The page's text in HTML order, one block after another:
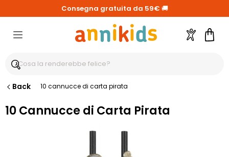
Consegna gratuita da 59€ 🚚
Account
Back 10 cannucce di carta pirata
10 Cannucce di Carta Pirata